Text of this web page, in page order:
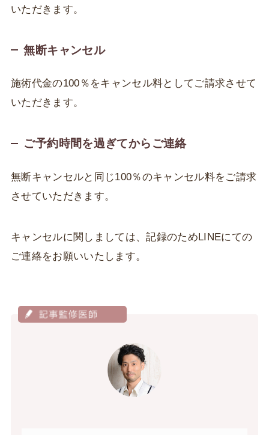
いただきます。
無断キャンセル
施術代金の100％をキャンセル料としてご請求させて
いただきます。
ご予約時間を過ぎてからご連絡
無断キャンセルと同じ100％のキャンセル料をご請求
させていただきます。
キャンセルに関しましては、記録のためLINEにての
ご連絡をお願いいたします。